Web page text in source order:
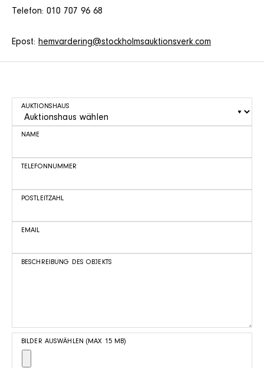
Telefon: 010 707 96 68
Epost: hemvardering@stockholmsauktionsverk.com
AUKTIONSHAUS
NAME
TELEFONNUMMER
POSTLEITZAHL
EMAIL
BESCHREIBUNG DES OBJEKTS
BILDER AUSWÄHLEN (MAX 15 MB)